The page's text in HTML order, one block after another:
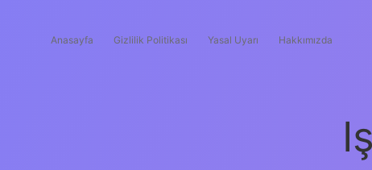
Anasayfa Gizlilik Politikası Yasal Uyarı Hakkımızda